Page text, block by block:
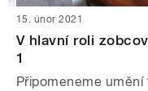
15. únor 2021
V hlavní roli
1
Připomeneme